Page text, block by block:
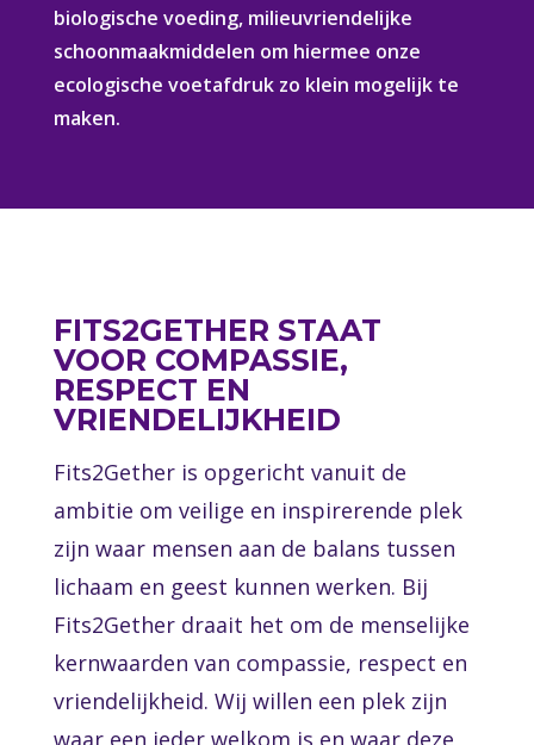
biologische voeding, milieuvriendelijke
schoonmaakmiddelen om hiermee onze
ecologische voetafdruk zo klein mogelijk te
maken.
FITS2GETHER STAAT
VOOR COMPASSIE,
RESPECT EN
VRIENDELIJKHEID
Fits2Gether is opgericht vanuit de
ambitie om veilige en inspirerende plek
zijn waar mensen aan de balans tussen
lichaam en geest kunnen werken. Bij
Fits2Gether draait het om de menselijke
kernwaarden van compassie, respect en
vriendelijkheid. Wij willen een plek zijn
waar een ieder welkom is en waar deze